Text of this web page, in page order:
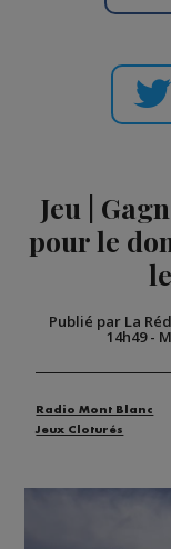
Jeu |
pour le
Publié par La
14h49-
Radio Mont Blanc
Jeux Cloturés